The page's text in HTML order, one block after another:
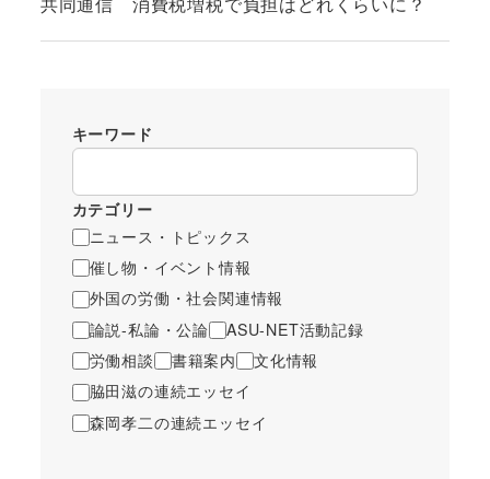
キーワード
カテゴリー
ニュース・トピックス
催し物・イベント情報
外国の労働・社会関連情報
論説-私論・公論
ASU-NET活動記録
労働相談
書籍案内
文化情報
脇田滋の連続エッセイ
森岡孝二の連続エッセイ